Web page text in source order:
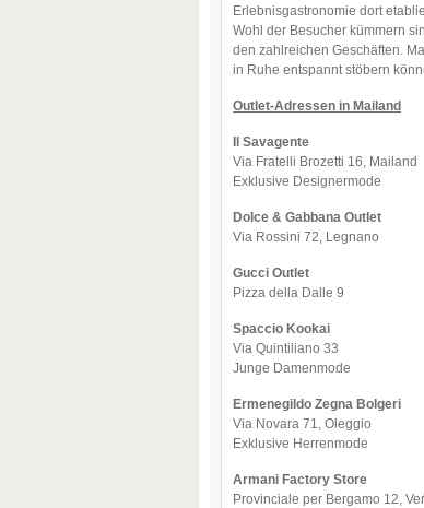
Erlebnisgastronomie dort
Wohl der Besucher kümmern
den zahlreichen Geschäften.
in Ruhe entspannt stöbern
Outlet-Adressen in Mailand
Il Savagente
Via Fratelli Brozetti 16, Mailand
Exklusive Designermode
Dolce & Gabbana Outlet
Via Rossini 72, Legnano
Gucci Outlet
Pizza della Dalle 9
Spaccio Kookai
Via Quintiliano 33
Junge Damenmode
Ermenegildo Zegna Bolgeri
Via Novara 71, Oleggio
Exklusive Herrenmode
Armani Factory Store
Provinciale per Bergamo 12,